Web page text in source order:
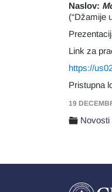
Naslov:
(“Džamije
Link za
https://
Pristupna
19
Novosti